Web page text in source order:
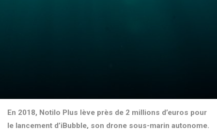
En 2018, Notilo Plus lève près de 2 millions d’euros pour
le lancement d’iBubble, son drone sous-marin autonome.